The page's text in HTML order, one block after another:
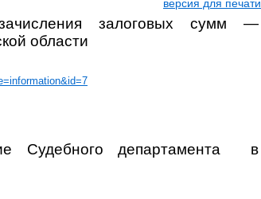
версия для печати
залоговых сумм —
области
Судебного департамента
в